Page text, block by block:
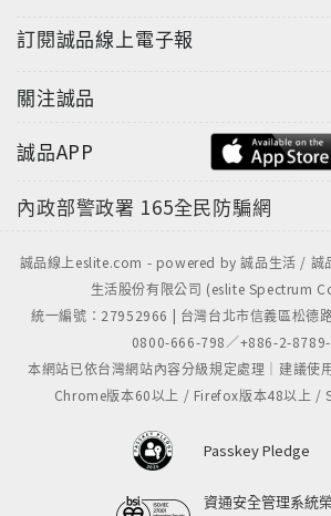
訂閱誠品線上電子報
關注誠品
誠品APP
內政部警政署 165全民防騙網
誠品線上eslite.com - powered by 誠品生活 / 誠
生活股份有限公司 (eslite Spectrum
統一編號：27952966 | 台灣台北市信義區松德
0800-666-798／+886-2-
本網站已依台灣網站內容分級規定處理｜建議使
Chrome版本60以上 / Firefox版本48以上 /
Passkey Pledge
資通安全管理系統